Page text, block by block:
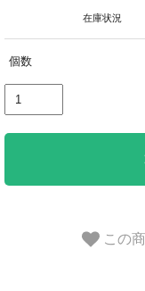
在庫状況
個数
この